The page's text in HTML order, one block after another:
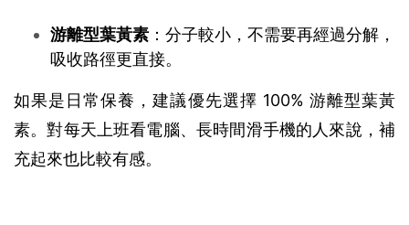
游離型葉黃素 ：分子較小，不需要再經過分解，
吸收路徑更直接。
如果是日常保養，建議優先選擇 100% 游離型葉黃
素。對每天上班看電腦、長時間滑手機的人來說，補
充起來也比較有感。